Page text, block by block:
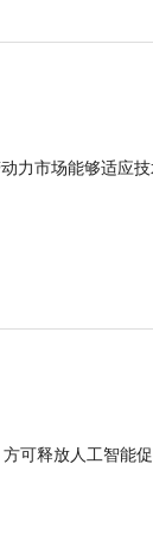
力市场能够适应
可释放人工智能